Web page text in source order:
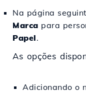
Na página
Marca para
Papel.
As opções
Adicionando o